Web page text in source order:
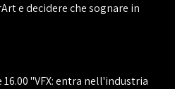
e decidere che sognare in
"VFX: entra nell'industria